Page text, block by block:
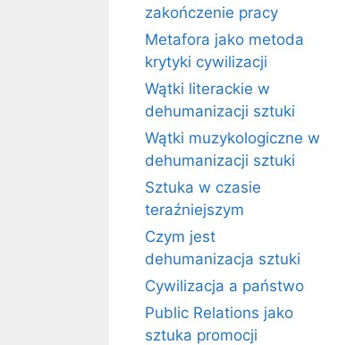
zakończenie pracy
Metafora jako metoda
krytyki cywilizacji
Wątki literackie w
dehumanizacji sztuki
Wątki muzykologiczne w
dehumanizacji sztuki
Sztuka w czasie
teraźniejszym
Czym jest
dehumanizacja sztuki
Cywilizacja a państwo
Public Relations jako
sztuka promocji